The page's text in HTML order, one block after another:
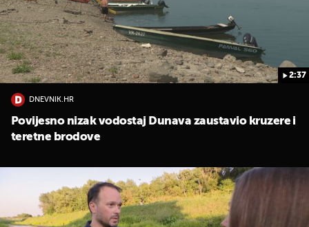
2:37
DNEVNIK.HR
Povijesno nizak vodostaj Dunava zaustavio kruzere i
teretne brodove